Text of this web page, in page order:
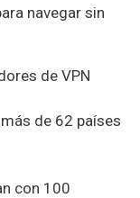
de VPN
de 62 países
con 100